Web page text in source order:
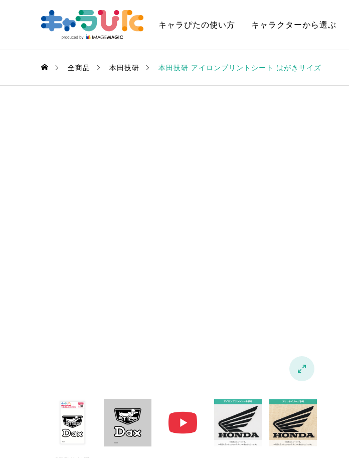
キャラぴたの使い方 キャラクターから選ぶ
全商品 本田技研 本田技研 アイロンプリントシート はがきサイズ
